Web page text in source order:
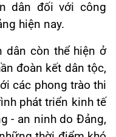
dân đối với công
hiện nay.
dân còn thể hiện ở
đoàn kết dân tộc,
các phong trào thi
phát triển kinh tế
- an ninh do Đảng,